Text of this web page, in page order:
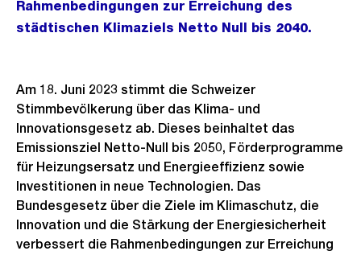
Rahmenbedingungen zur Erreichung des
städtischen Klimaziels Netto Null bis 2040.
Am 18. Juni 2023 stimmt die Schweizer
Stimmbevölkerung über das Klima- und
Innovationsgesetz ab. Dieses beinhaltet das
Emissionsziel Netto-Null bis 2050, Förderprogramme
für Heizungsersatz und Energieeffizienz sowie
Investitionen in neue Technologien. Das
Bundesgesetz über die Ziele im Klimaschutz, die
Innovation und die Stärkung der Energiesicherheit
verbessert die Rahmenbedingungen zur Erreichung